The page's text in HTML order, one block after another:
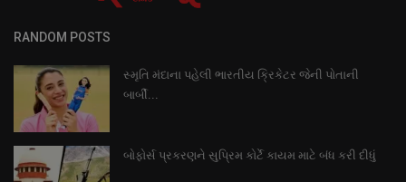
RANDOM POSTS
સ્મૃતિ મંદાના પહેલી ભારતીય ક્રિકેટર જેની પોતાની
બાર્બી...
બોફોર્સ પ્રકરણને સુપ્રિમ કોર્ટે કાયમ માટે બંધ કરી દીધું